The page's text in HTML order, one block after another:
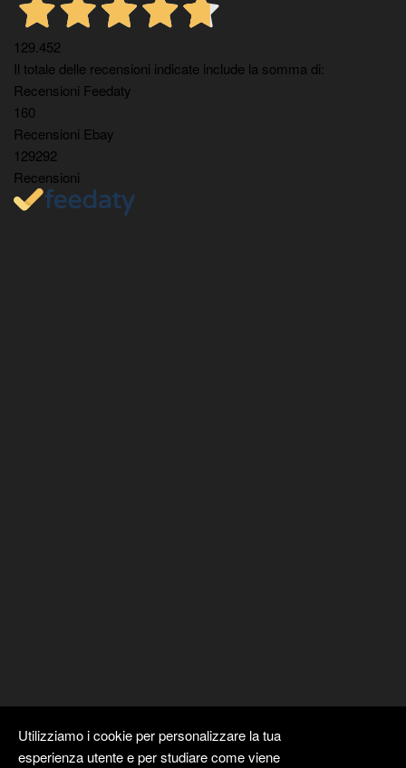
129.452
Il totale delle recensioni indicate include la somma di:
Recensioni Feedaty
160
Recensioni Ebay
129292
Recensioni
Utilizziamo i cookie per personalizzare la tua
esperienza utente e per studiare come viene